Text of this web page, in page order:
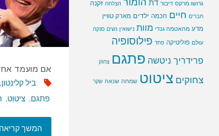
אם מועמד
ביל קלינטון,
פתגם, ציטוט,
המשך קריאה
גרושו מרקס דיבור דת הצלחה זקנה
חברים חיים חכמה ילדים מארק טוויין
מדע מהאטמה גנדי מוות נישואין נשים סנקה
עולם פוליטיקה פחד פילוסופיה
פרידריך ניטשה פתגם צחוק
צחוקים ציטוט שמחה שנאה שקר